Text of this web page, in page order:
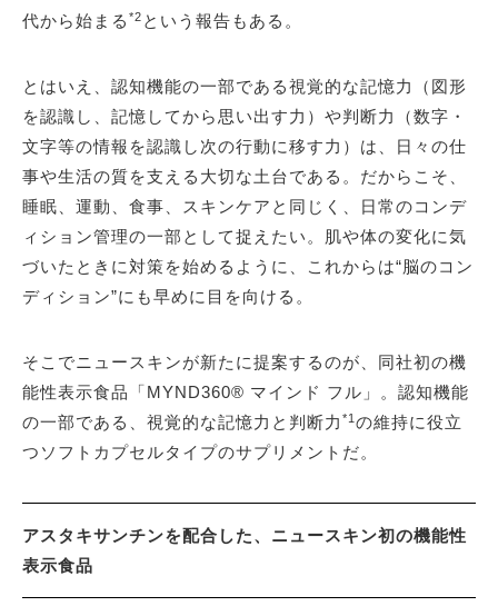
代から始まる *2 という報告もある。
とはいえ、認知機能の一部である視覚的な記憶力（図形
を認識し、記憶してから思い出す力）や判断力（数字・
文字等の情報を認識し次の行動に移す力）は、日々の仕
事や生活の質を支える大切な土台である。だからこそ、
睡眠、運動、食事、スキンケアと同じく、日常のコンデ
ィション管理の一部として捉えたい。肌や体の変化に気
づいたときに対策を始めるように、これからは“脳のコン
ディション”にも早めに目を向ける。
そこでニュースキンが新たに提案するのが、同社初の機
能性表示食品「MYND360® マインド フル」。認知機能
の一部である、視覚的な記憶力と判断力 *1 の維持に役立
つソフトカプセルタイプのサプリメントだ。
アスタキサンチンを配合した、ニュースキン初の機能性
表示食品